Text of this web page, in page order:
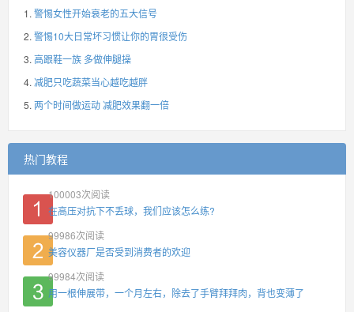
警惕女性开始衰老的五大信号
警惕10大日常坏习惯让你的胃很受伤
高跟鞋一族 多做伸腿操
减肥只吃蔬菜当心越吃越胖
两个时间做运动 减肥效果翻一倍
热门教程
100003次阅读
在高压对抗下不丢球，我们应该怎么练?
99986次阅读
美容仪器厂是否受到消费者的欢迎
99984次阅读
用一根伸展带，一个月左右，除去了手臂拜拜肉，背也变薄了